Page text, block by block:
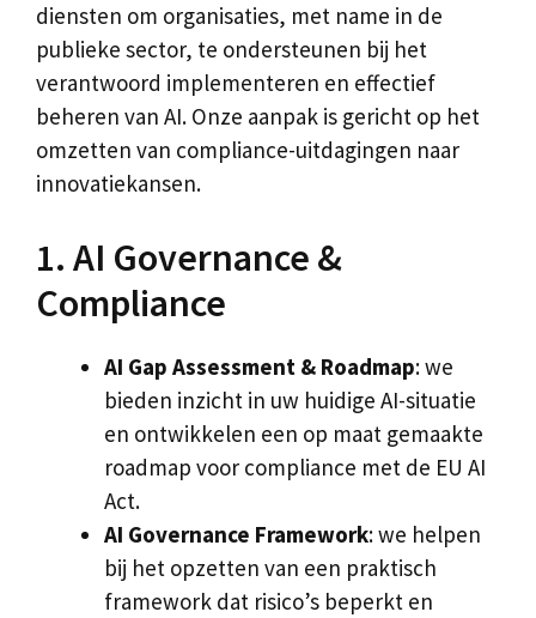
diensten om organisaties, met name in de
publieke sector, te ondersteunen bij het
verantwoord implementeren en effectief
beheren van AI. Onze aanpak is gericht op het
omzetten van compliance-uitdagingen naar
innovatiekansen.
1. AI Governance &
Compliance
AI Gap Assessment & Roadmap: we
bieden inzicht in uw huidige AI-situatie
en ontwikkelen een op maat gemaakte
roadmap voor compliance met de EU AI
Act.
AI Governance Framework: we helpen
bij het opzetten van een praktisch
framework dat risico’s beperkt en